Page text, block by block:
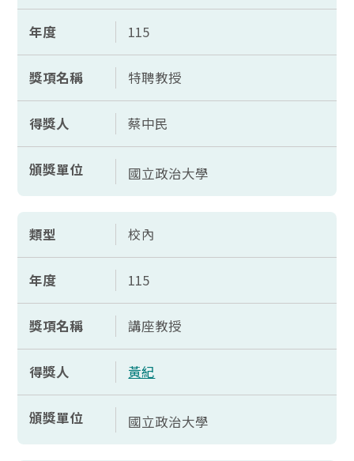
年度 115
獎項名稱 特聘教授
得獎人 蔡中民
頒獎單位 國立政治大學
類型 校內
年度 115
獎項名稱 講座教授
得獎人 黃紀
頒獎單位 國立政治大學